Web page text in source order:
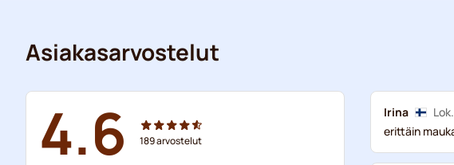
Asiakasarvostelut
4.6 189arvostelut
Irina
erittäin